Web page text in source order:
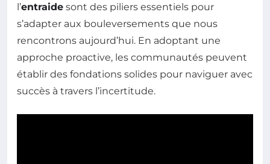
l’entraide sont des piliers essentiels pour
s’adapter aux bouleversements que nous
rencontrons aujourd’hui. En adoptant une
approche proactive, les communautés peuvent
établir des fondations solides pour naviguer avec
succès à travers l’incertitude.